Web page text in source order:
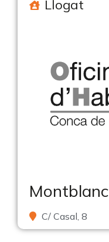
Llogat
Montblanc
C/ Casal, 8